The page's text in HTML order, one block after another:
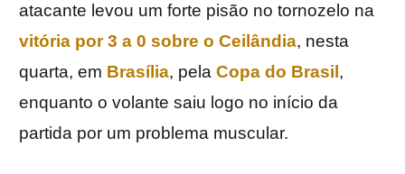
atacante levou um forte pisão no tornozelo na
vitória por 3 a 0 sobre o Ceilândia, nesta
quarta, em Brasília, pela Copa do Brasil ,
enquanto o volante saiu logo no início da
partida por um problema muscular.